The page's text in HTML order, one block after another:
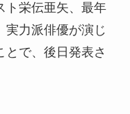
ト栄伝亜矢、最年
実力派俳優が演じ
とで、後日発表さ